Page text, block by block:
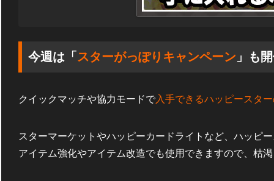
今週は「 スターがっぽりキャンペーン 」も
クイックマッチや協力モードで入手できるハッピースタ
スターマーケットやハッピーカードライトなど、ハッピ
アイテム強化やアイテム改造でも使用できますので、枯